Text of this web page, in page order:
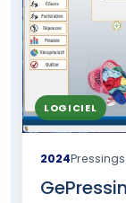
LOGICIEL
2024